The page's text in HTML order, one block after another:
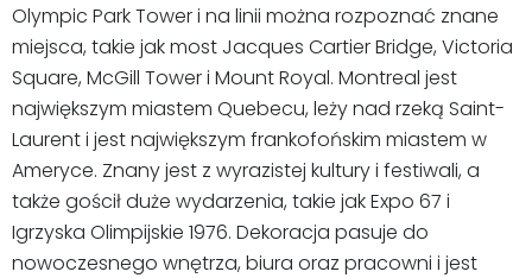
Olympic Park Tower i na linii można rozpoznać znane
miejsca, takie jak most Jacques Cartier Bridge, Victoria
Square, McGill Tower i Mount Royal. Montreal jest
największym miastem Quebecu, leży nad rzeką Saint-
Laurent i jest największym frankofońskim miastem w
Ameryce. Znany jest z wyrazistej kultury i festiwali, a
także gościł duże wydarzenia, takie jak Expo 67 i
Igrzyska Olimpijskie 1976. Dekoracja pasuje do
nowoczesnego wnętrza, biura oraz pracowni i jest